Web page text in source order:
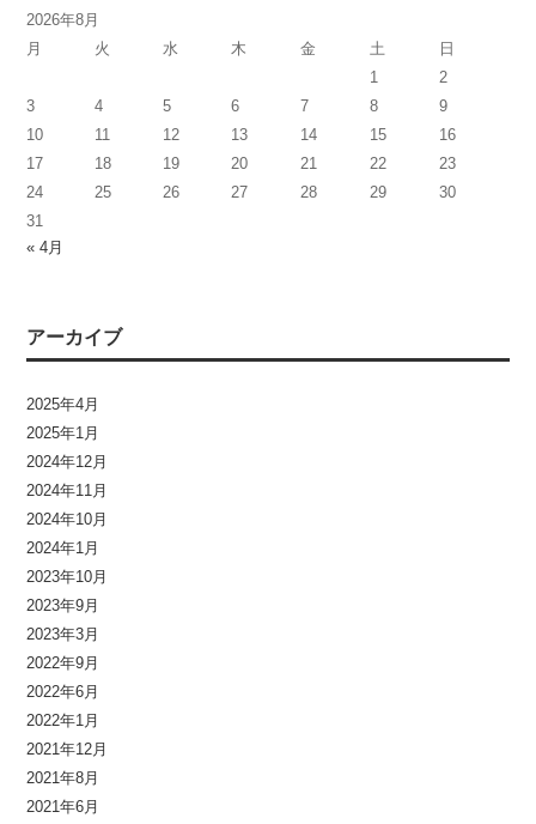
2026年8月
月
火 水 木 金 土
日
1
2
3
4 5 6 7 8
9
10
11 12 13 14 15
16
17
18 19 20 21 22
23
24
25 26 27 28 29
30
31
« 4月
アーカイブ
2025年4月
2025年1月
2024年12月
2024年11月
2024年10月
2024年1月
2023年10月
2023年9月
2023年3月
2022年9月
2022年6月
2022年1月
2021年12月
2021年8月
2021年6月